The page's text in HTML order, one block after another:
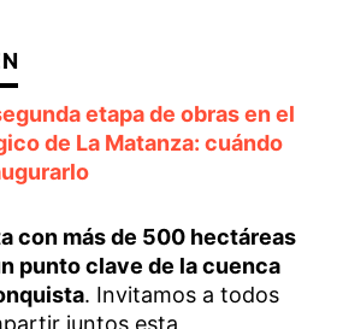
etapa de obras en el
de La Matanza: cuándo
con más de 500 hectáreas
punto clave de la cuenca
. Invitamos a todos
juntos esta